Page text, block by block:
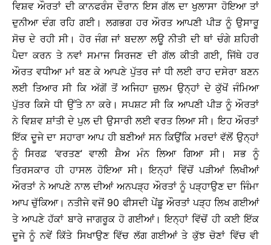
ਵਿਸ਼ਵ ਔਰਤਾਂ ਦੀ ਕਾਨਫਰੰਸ ਦੌਰਾਨ ਇਸ ਗੱਲ ਦਾ ਖੁਲਾਸਾ ਹੋਇਆ ਤਾਂ
ਦੁਨੀਆ ਦੰਗ ਰਹਿ ਗਈ। ਲਗਭਗ ਹਰ ਔਰਤ ਆਪਣੀ ਪੀੜ ਨੂੰ ਉਸਾਰੂ
ਸੋਚ ਦੇ ਰਹੀ ਸੀ। ਹੋਰ ਜੰਗ ਜਾਂ ਬਦਲਾ ਲਊ ਨੀਤੀ ਦੀ ਥਾਂ ਚੰਗੇ ਸ਼ਹਿਰੀ
ਪੈਦਾ ਕਰਨ ਤੇ ਨਵਾਂ ਸਮਾਜ ਸਿਰਜਣ ਦੀ ਗੱਲ ਕੀਤੀ ਗਈ, ਜਿੱਥੇ ਹਰ
ਔਰਤ ਵਧੀਆ ਮਾਂ ਬਣ ਕੇ ਆਪਣੇ ਪੁੱਤਰ ਜਾਂ ਧੀ ਲਈ ਰਾਹ ਦਸੇਰਾ ਬਣਨ
ਲਈ ਤਿਆਰ ਸੀ ਕਿ ਅੱਗੋਂ ਤੋਂ ਅਜਿਹਾ ਜ਼ੁਲਮ ਉਨ੍ਹਾਂ ਦੇ ਕੁੱਖੋਂ ਜੰਮਿਆ
ਪੁੱਤਰ ਕਿਸੇ ਧੀ ਉੱਤੇ ਨਾ ਕਰੇ। ਸਪਸ਼ਟ ਸੀ ਕਿ ਆਪਣੀ ਪੀੜ ਨੂੰ ਔਰਤਾਂ
ਨੇ ਵਿਸ਼ਵ ਸ਼ਾਂਤੀ ਦੇ ਪੁਲ ਦੀ ਉਸਾਰੀ ਲਈ ਵਰਤ ਲਿਆ ਸੀ। ਇਹ ਔਰਤਾਂ
ਇੱਕ ਦੂਜੇ ਦਾ ਸਹਾਰਾ ਆਪ ਹੀ ਬਣੀਆਂ ਸਨ ਕਿਉਂਕਿ ਮਰਦਾਂ ਵੱਲੋਂ ਉਨ੍ਹਾਂ
ਨੂੰ ਸਿਰਫ਼ ‘ਵਰਤਣ’ ਵਾਲੀ ਸ਼ੈਅ ਮੰਨ ਲਿਆ ਗਿਆ ਸੀ। ਸਭ ਨੂੰ
ਤਿਰਸਕਾਰ ਹੀ ਹਾਸਲ ਹੋਇਆ ਸੀ। ਇਨ੍ਹਾਂ ਵਿੱਚੋਂ ਪੜੀਆਂ ਲਿਖੀਆਂ
ਔਰਤਾਂ ਨੇ ਆਪਣੇ ਨਾਲ ਦੀਆਂ ਅਨਪੜ੍ਹ ਔਰਤਾਂ ਨੂੰ ਪੜ੍ਹਾਉਣ ਦਾ ਜਿੰਮਾ
ਆਪ ਚੁੱਕਿਆ। ਨਤੀਜੇ ਵਜੋਂ 90 ਫੀਸਦੀ ਪੇਂਡੂ ਔਰਤਾਂ ਪੜ੍ਹ ਲਿਖ ਗਈਆਂ
ਤੇ ਆਪਣੇ ਹੱਕਾਂ ਬਾਰੇ ਜਾਗਰੂਕ ਹੋ ਗਈਆਂ। ਇਨ੍ਹਾਂ ਵਿੱਚੋਂ ਹੀ ਕਈ ਇੱਕ
ਦੂਜੇ ਨੂੰ ਨਵੇਂ ਕਿੱਤੇ ਸਿਖਾਉਣ ਵਿੱਚ ਲੱਗ ਗਈਆਂ ਤੇ ਕੁੱਝ ਚੋਣਾਂ ਵਿੱਚ ਵੀ